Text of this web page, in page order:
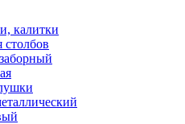
калитки
столбов